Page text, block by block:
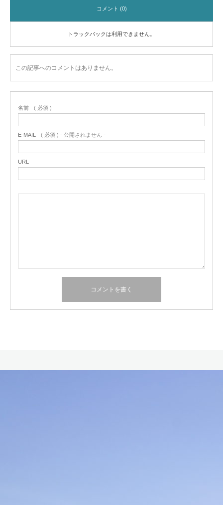
コメント (0)
トラックバックは利用できません。
この記事へのコメントはありません。
名前 ( 必須 )
E-MAIL ( 必須 ) - 公開されません -
URL